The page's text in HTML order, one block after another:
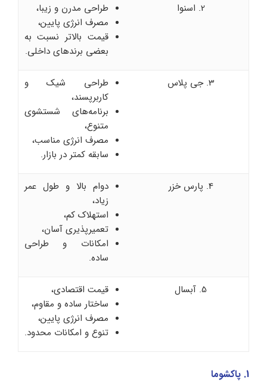
2. اسنوا
طراحی مدرن و زیبا،
مصرف انرژی پایین،
قیمت بالاتر نسبت به
بعضی برندهای داخلی.
3. جی پلاس
طراحی شیک و
کاربرپسند،
برنامه‌های شستشوی
متنوع،
مصرف انرژی مناسب،
سابقه کمتر در بازار.
4. پارس خزر
دوام بالا و طول عمر
زیاد،
استهلاک کم،
تعمیرپذیری آسان،
امکانات و طراحی
ساده.
5. آبسال
قیمت اقتصادی،
ساختار ساده و مقاوم،
مصرف انرژی پایین،
تنوع و امکانات محدود.
1. پاکشوما